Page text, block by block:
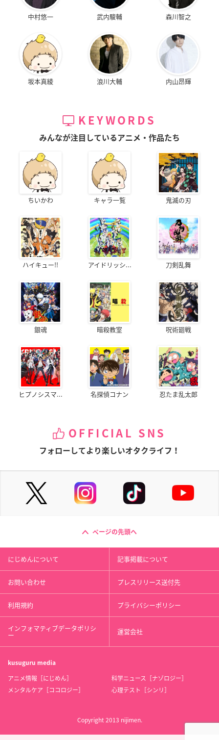
若村麓郎
三浦と同い年の銃手。
香取に対して、厳しい意見をぶつけ、言い合いになることが多
しかし、オペレーターである染井には逆らわない様子。
ていただいており、大好きな作品だっ
たので、お話を頂いた時に率直に嬉し
ヤけてしまった記憶があります（笑）
香取隊については、他の隊と比べても、ある意味一番等身大な
のかなと思います。
衝突しながらもがいている所は、思わず見ていて応援したくな
ります！
精一杯演じさせていただきましたので、楽しみにしていて下さ
三浦雄太
香取隊の攻撃手にして、弧月の使い手。
隊長である香取に同調しつつ、隊員間の仲裁役になることもし
ばしば。
染井華役：近藤玲奈さん
原作を読ませていただき、香取隊がと
ても大好きになりました！
香取隊のオペレーターである華は、普
段は淡々としていて感情の起伏はあま
り見せませんが、メンバーの意見を尊重しつつ、的確に指示を
葉子との関係性が魅力的なので、注目して見ていただけたら嬉
染井華
香取隊のオペレーター。
現場の浮ついた空気を一瞬にして引き締める冷静さをもつ。
作品概要
TVアニメ「ワールドトリガー」2ndシーズン
【放送情報】
2021年1月9日（土）よりテレビ朝日系列にて毎週土曜深夜1時3
0分～「NUMAnimation」にて放送開始！
【スタッフ】
原作：葦原大介「週刊少年ジャンプ」「ジャンプSQ.」（集英
社）連載
製作：東映アニメーション
空閑遊真（村中知）、三雲修（梶裕貴）、雨取千佳（田村奈
中村悠一 武内駿輔 森川智之
坂本真綾 浪川大輔 内山昂輝
KEYWORDS
みんなが注目しているアニメ・作品たち
ちいかわ キャラ一覧 鬼滅の刃
ハイキュー!! アイドリッシ... 刀剣乱舞
銀魂 暗殺教室 呪術廻戦
ヒプノシスマ... 名探偵コナン 忍たま乱太郎
OFFICIAL SNS
フォローしてより楽しいオタクライフ！
ページの先頭へ
にじめんについて 記事掲載について
お問い合わせ プレスリリース送付先
利用規約 プライバシーポリシー
インフォマティブデータポリシ
ー 運営会社
kusuguru media
アニメ情報［にじめん］
科学ニュース［ナゾロジー］
メンタルケア［ココロジー］
心理テスト［シンリ］
Copyright 2013 nijimen.